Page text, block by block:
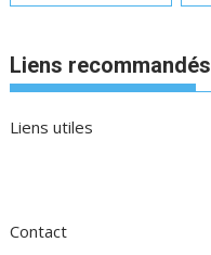
Liens recommandés
Liens utiles
Contact